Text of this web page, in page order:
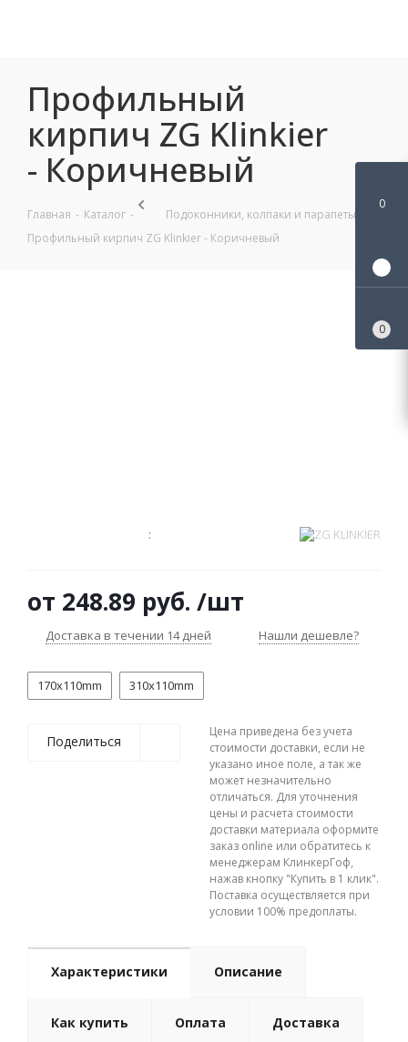
Профильный
кирпич ZG Klinkier
- Коричневый
Главная - Каталог - Подоконники, колпаки и парапеты
Профильный кирпич ZG Klinkier - Коричневый
:
от 248.89 руб. /шт
Доставка в течении 14 дней Нашли дешевле?
170x110mm 310x110mm
Поделиться
Цена приведена без учета
стоимости доставки, если не
указано иное поле, а так же
может незначительно
отличаться. Для уточнения
цены и расчета стоимости
доставки материала оформите
заказ online или обратитесь к
менеджерам КлинкерГоф,
нажав кнопку "Купить в 1 клик".
Поставка осуществляется при
условии 100% предоплаты.
Характеристики Описание
Как купить Оплата Доставка
0
0